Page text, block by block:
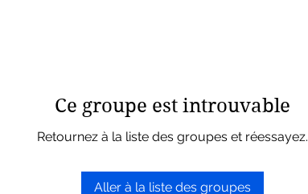
Ce groupe est introuvable
Retournez à la liste des groupes et réessayez.
Aller à la liste des groupes